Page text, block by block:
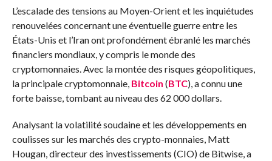
L’escalade des tensions au Moyen-Orient et les inquiétudes
renouvelées concernant une éventuelle guerre entre les
États-Unis et l’Iran ont profondément ébranlé les marchés
financiers mondiaux, y compris le monde des
cryptomonnaies. Avec la montée des risques géopolitiques,
la principale cryptomonnaie, Bitcoin (BTC), a connu une
forte baisse, tombant au niveau des 62 000 dollars.
Analysant la volatilité soudaine et les développements en
coulisses sur les marchés des crypto-monnaies, Matt
Hougan, directeur des investissements (CIO) de Bitwise, a